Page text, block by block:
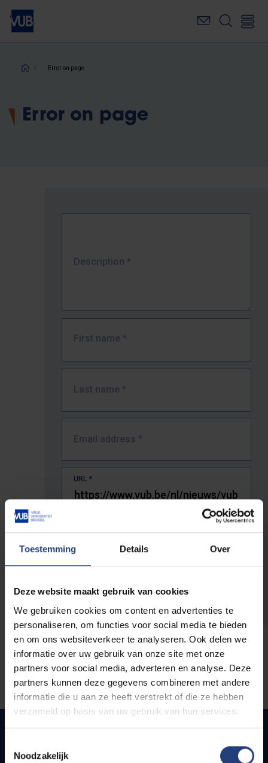
Toestemming Details Over
Deze website maakt gebruik van cookies
We gebruiken cookies om content en advertenties te
personaliseren, om functies voor social media te bieden
en om ons websiteverkeer te analyseren. Ook delen we
informatie over uw gebruik van onze site met onze
partners voor social media, adverteren en analyse. Deze
partners kunnen deze gegevens combineren met andere
informatie die u aan ze heeft verstrekt of die ze hebben
verzameld op basis van uw gebruik van hun services.
Noodzakelijk
Skip
main
Breadcrumb
Error on page
Error on page
Description *
First name *
Last name *
Email address *
URL *
The full URL of the page where you encountered the error.
Quick links